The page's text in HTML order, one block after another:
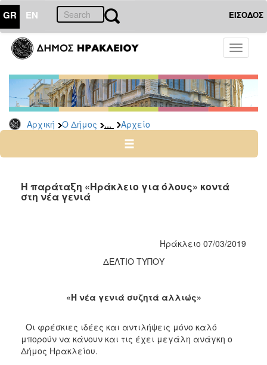
GR EN ΕΙΣΟΔΟΣ
Toggle
Αρχική Ο Δήμος ... Αρχείο
ΔΗΜΟΣ
Δημοτικές
Παρατάξεις
Αρχείο
Η παράταξη «Ηράκλειο για όλους» κοντά
στη νέα γενιά
Ηράκλειο 07/03/2019
ΔΕΛΤΙΟ ΤΥΠΟΥ
«Η νέα γενιά συζητά αλλιώς»
Οι φρέσκιες ιδέες και αντιλήψεις μόνο καλό
μπορούν να κάνουν και τις έχει μεγάλη ανάγκη ο
Δήμος Ηρακλείου.